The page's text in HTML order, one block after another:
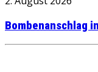
Bombenanschlag